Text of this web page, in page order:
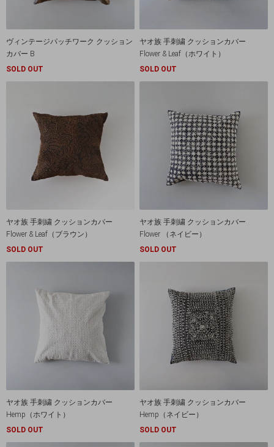
ヴィンテージパッチワーク クッション
カバー B
SOLD OUT
ヤオ族 手刺繍 クッションカバー
Flower & Leaf（ホワイト）
SOLD OUT
ヤオ族 手刺繍 クッションカバー
Flower & Leaf（ブラウン）
SOLD OUT
ヤオ族 手刺繍 クッションカバー
Flower （ネイビー）
SOLD OUT
ヤオ族 手刺繍 クッションカバー
Hemp（ホワイト）
SOLD OUT
ヤオ族 手刺繍 クッションカバー
Hemp（ネイビー）
SOLD OUT